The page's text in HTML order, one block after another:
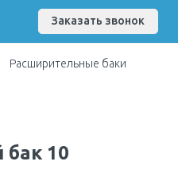
Заказать звонок
Расширительные баки
10